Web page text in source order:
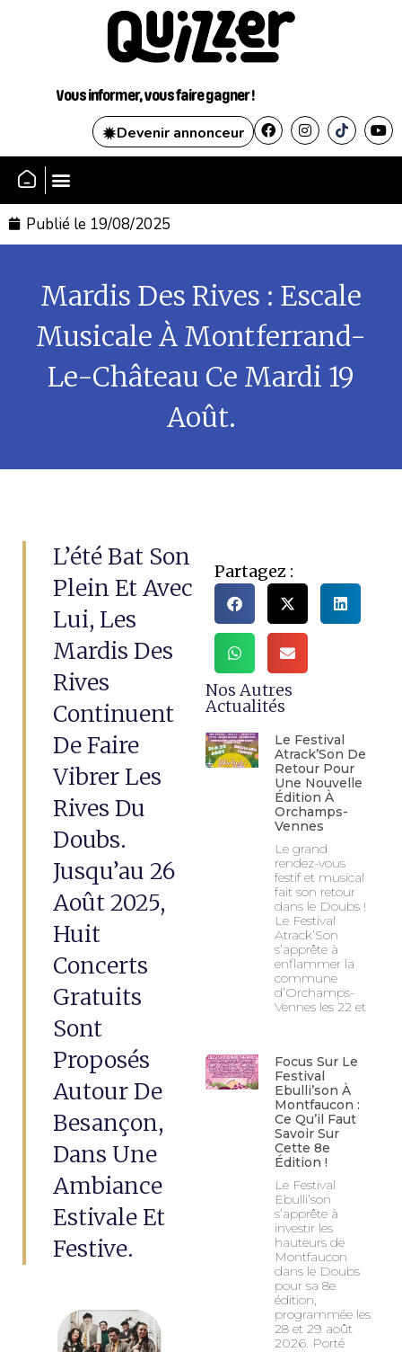
Vous informer, vous faire gagner !
Devenir annonceur
Publié le 19/08/2025
Mardis Des Rives : Escale
Musicale À Montferrand-
Le-Château Ce Mardi 19
Août.
L’été Bat Son
Plein Et Avec
Lui, Les
Mardis Des
Rives
Continuent
De Faire
Vibrer Les
Rives Du
Doubs.
Jusqu’au 26
Août 2025,
Huit
Concerts
Gratuits
Sont
Proposés
Autour De
Besançon,
Dans Une
Ambiance
Estivale Et
Festive.
Partagez :
Nos Autres
Actualités
Le Festival
Atrack’Son De
Retour Pour
Une Nouvelle
Édition À
Orchamps-
Vennes
Le grand
rendez-vous
festif et musical
fait son retour
dans le Doubs !
Le Festival
Atrack’Son
s’apprête à
enflammer la
commune
d’Orchamps-
Vennes les 22 et
Focus Sur Le
Festival
Ebulli’son À
Montfaucon :
Ce Qu’il Faut
Savoir Sur
Cette 8e
Édition !
Le Festival
Ebulli’son
s’apprête à
investir les
hauteurs de
Montfaucon
dans le Doubs
pour sa 8e
édition,
programmée les
28 et 29 août
2026. Porté